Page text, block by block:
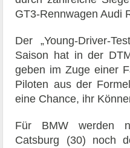
GT3-Rennwagen Audi
Der „Young-Driver-
Saison hat in der
geben im Zuge einer
Piloten aus der
eine Chance, ihr
Für BMW werden
Catsburg (30) noch